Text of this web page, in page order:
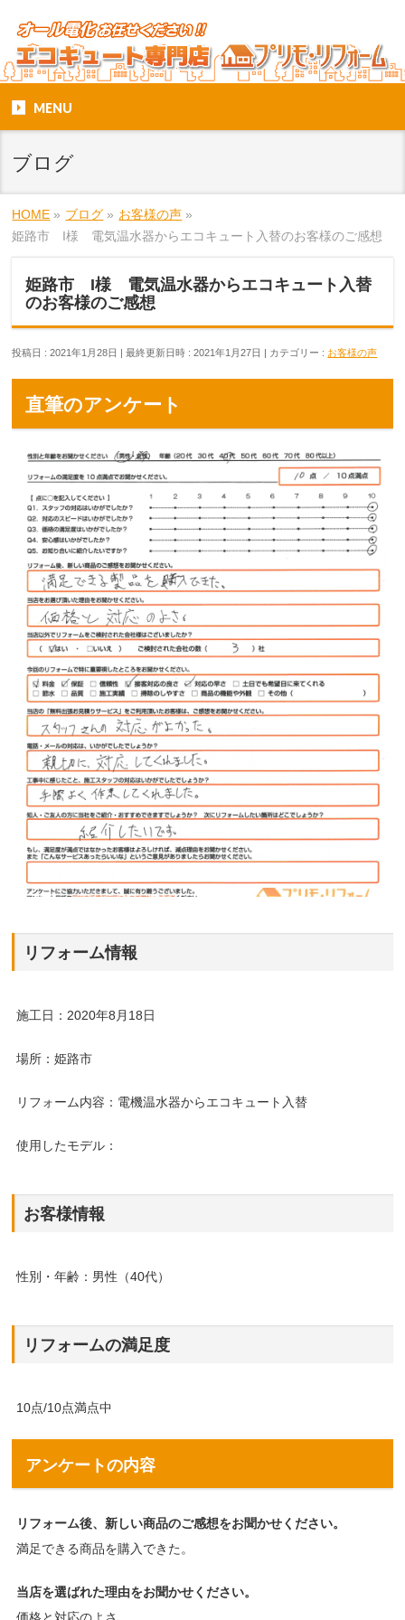
MENU
ブログ
HOME » ブログ » お客様の声 »
姫路市 I様 電気温水器からエコキュート入替のお客様のご感想
姫路市 I様 電気温水器からエコキュート入替
のお客様のご感想
投稿日 : 2021年1月28日 最終更新日時 : 2021年1月27日 カテゴリー : お客様の声
直筆のアンケート
リフォーム情報
施工日：2020年8月18日
場所：姫路市
リフォーム内容：電機温水器からエコキュート入替
使用したモデル：
お客様情報
性別・年齢：男性（40代）
リフォームの満足度
10点/10点満点中
アンケートの内容
リフォーム後、新しい商品のご感想をお聞かせください。
満足できる商品を購入できた。
当店を選ばれた理由をお聞かせください。